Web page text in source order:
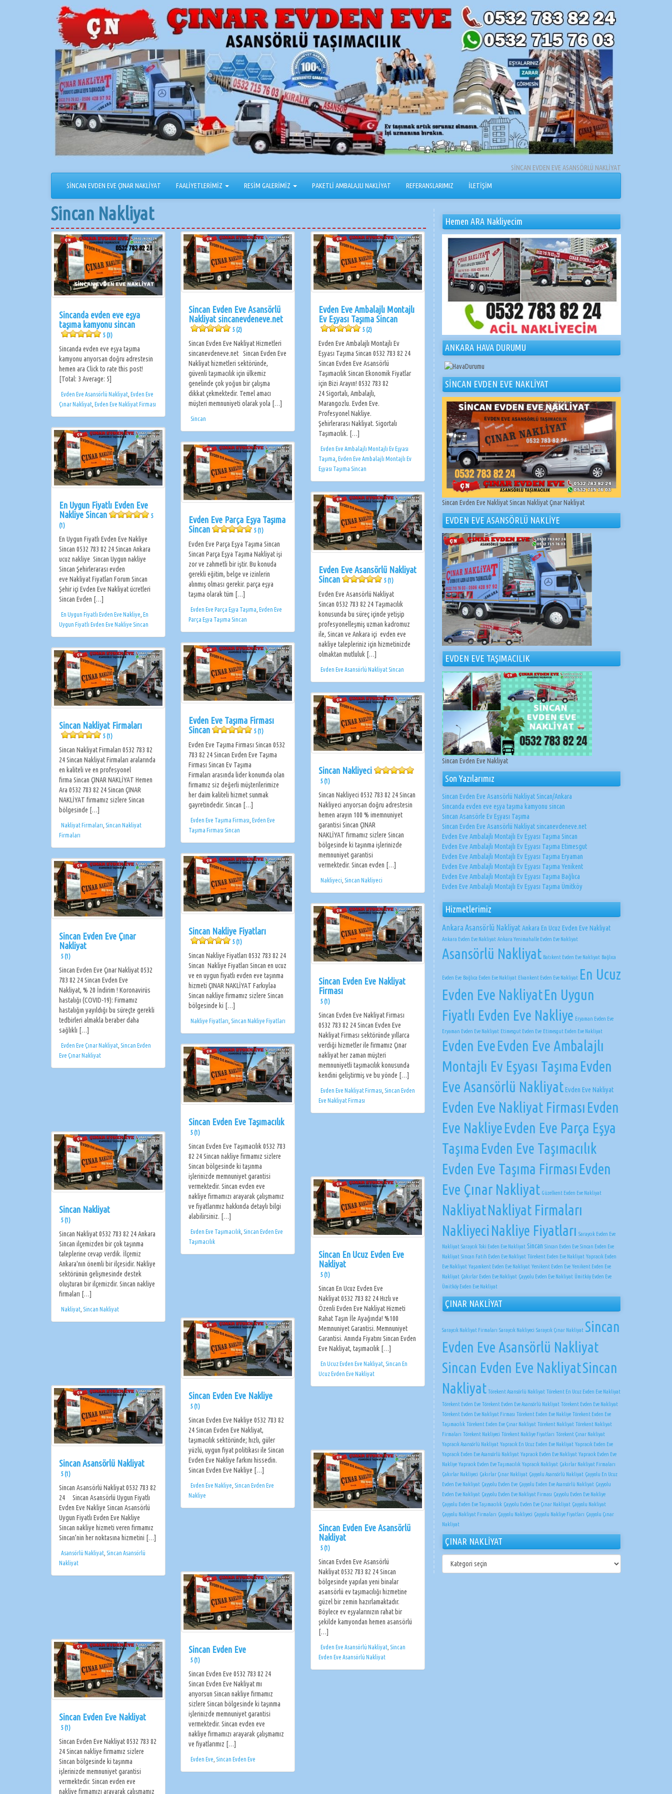
SİNCAN EVDEN EVE ASANSÖRLÜ NAKLİYAT
SİNCAN EVDEN EVE ÇINAR NAKLİYAT FAALİYETLERİMİZ RESİM GALERİMİZ PAKETLİ AMBALAJLI NAKLİYAT REFERANSLARIMIZ İLETİŞİM
Sincan Nakliyat
Sincanda evden eve eşya
taşıma kamyonu sincan
5 (3)
Sincanda evden eve eşya taşıma
kamyonu arıyorsan doğru adrestesin
hemen ara Click to rate this post!
[Total: 3 Average: 5]
Evden Eve Asansörlü Nakliyat Evden Eve
Çınar Nakliyat Evden Eve Nakliyat Firması
Sincan Evden Eve Asansörlü
Nakliyat sincanevdeneve.net
5 (2)
Sincan Evden Eve Nakliyat Hizmetleri
sincanevdeneve.net Sincan Evden Eve
Nakliyat hizmetleri sektöründe,
güvenli taşımacılık için ülkemiz
genelinde çok yoğun bir çalışma
dikkat çekmektedir. Temel amacı
müşteri memnuniyeti olarak yola […]
Sincan
Evden Eve Ambalajlı Montajlı
Ev Eşyası Taşıma Sincan
5 (2)
Evden Eve Ambalajlı Montajlı Ev
Eşyası Taşıma Sincan 0532 783 82 24
Sincan Evden Eve Asansörlü
Taşımacılık Sincan Ekonomik Fiyatlar
için Bizi Arayın! 0532 783 82
24 Sigortalı, Ambalajlı,
Marangozlu. Evden Eve.
Profesyonel Nakliye.
Şehirlerarası Nakliyat. Sigortalı
Taşımacılık. […]
Evden Eve Ambalajlı Montajlı Ev Eşyası
Taşıma Evden Eve Ambalajlı Montajlı Ev
Eşyası Taşıma Sincan
En Uygun Fiyatlı Evden Eve
Nakliye Sincan
5
(1)
En Uygun Fiyatlı Evden Eve Nakliye
Sincan 0532 783 82 24 Sincan Ankara
ucuz nakliye Sincan Uygun nakliye
Sincan Şehirlerarası evden
eve Nakliyat Fiyatları Forum Sincan
Şehir içi Evden Eve Nakliyat ücretleri
Sincan Evden […]
En Uygun Fiyatlı Evden Eve Nakliye En
Uygun Fiyatlı Evden Eve Nakliye Sincan
Evden Eve Parça Eşya Taşıma
Sincan
5 (1)
Evden Eve Parça Eşya Taşıma Sincan
Sincan Parça Eşya Taşıma Nakliyat işi
zor ve zahmetli bir iştir. Bu konuda
gerekli eğitim, belge ve izinlerin
alınmış olması gerekir. parça eşya
taşıma olarak tüm […]
Evden Eve Parça Eşya Taşıma Evden Eve
Parça Eşya Taşıma Sincan
Evden Eve Asansörlü Nakliyat
Sincan
5 (1)
Evden Eve Asansörlü Nakliyat
Sincan 0532 783 82 24 Taşımacılık
konusunda bu süreç içinde yetişip
profesyonelleşmiş uzman kadromuz
ile, Sincan ve Ankara içi evden eve
nakliye talepleriniz için hizmetinizde
olmaktan mutluluk […]
Evden Eve Asansörlü Nakliyat Sincan
Evden Eve Taşıma Firması
Sincan
5 (1)
Evden Eve Taşıma Firması Sincan 0532
783 82 24 Sincan Evden Eve Taşıma
Firması Sincan Ev Taşıma
Firmaları arasında lider konumda olan
firmamız siz değerli müşterilerimize
her daim kaliteli hizmet sunmak
gayretindedir. Sincan […]
Evden Eve Taşıma Firması Evden Eve
Taşıma Firması Sincan
Sincan Nakliyat Firmaları
5 (1)
Sincan Nakliyat Firmaları 0532 783 82
24 Sincan Nakliyat Firmaları aralarında
en kaliteli ve en profesyonel
firma Sincan ÇINAR NAKLİYAT Hemen
Ara 0532 783 82 24 Sincan ÇINAR
NAKLİYAT firmamız sizlere Sincan
bölgesinde […]
Nakliyat Firmaları Sincan Nakliyat
Firmaları
Sincan Nakliyeci
5 (1)
Sincan Nakliyeci 0532 783 82 24 Sincan
Nakliyeci arıyorsan doğru adrestesin
hemen arayın 100 % imemnuniyet
garantisi Sincan ÇINAR
NAKLİYAT firmamız sizlere Sincan
bölgesinde ki taşınma işlerinizde
memnuniyet garantisi
vermektedir. Sincan evden […]
Nakliyeci Sincan Nakliyeci
Sincan Nakliye Fiyatları
5 (1)
Sincan Nakliye Fiyatları 0532 783 82 24
Sincan Nakliye Fiyatları Sincan en ucuz
ve en uygun fiyatlı evden eve taşınma
hizmeti ÇINAR NAKLİYAT Farkıylaa
Sincan nakliye firmamız sizlere Sincan
bölgesinde ki […]
Nakliye Fiyatları Sincan Nakliye Fiyatları
Sincan Evden Eve Çınar
Nakliyat
5 (1)
Sincan Evden Eve Çınar Nakliyat 0532
783 82 24 Sincan Evden Eve
Nakliyat, % 20 İndirim ! Koronavirüs
hastalığı (COVID-19): Firmamız
hastalığın yayıldığı bu süreçte gerekli
tedbirleri almakla beraber daha
sağlıklı […]
Evden Eve Çınar Nakliyat Sincan Evden
Eve Çınar Nakliyat
Sincan Evden Eve Nakliyat
Firması
5 (1)
Sincan Evden Eve Nakliyat Firması
0532 783 82 24 Sincan Evden Eve
Nakliyat Firması sektöründe yıllarca
verdiği hizmetler ile firmamız Çınar
nakliyat her zaman müşteri
memnuniyetli taşımacılık konusunda
kendini geliştirmiş ve bu yönde […]
Evden Eve Nakliyat Firması Sincan Evden
Eve Nakliyat Firması
Sincan Evden Eve Taşımacılık
5 (1)
Sincan Evden Eve Taşımacılık 0532 783
82 24 Sincan nakliye firmamız sizlere
Sincan bölgesinde ki taşınma
işlerinizde memnuniyet garantisi
vermektedir. Sincan evden eve
nakliye firmamızı arayarak çalışmamız
ve fiyatlarımız hakkında detaylı bilgi
alabilirsiniz. […]
Evden Eve Taşımacılık Sincan Evden Eve
Taşımacılık
Sincan Nakliyat
5 (1)
Sincan Nakliyat 0532 783 82 24 Ankara
Sincan ilçemizden bir çok taşınma
taleplerine cevap verdik. İlçemiz
Ankara'nın önemli bir ilçesidir. Nakliye
sektörünün gelişmesinde destek
oluşturan bir ilçemizdir. Sincan nakliye
firmaları […]
Nakliyat Sincan Nakliyat
Sincan En Ucuz Evden Eve
Nakliyat
5 (1)
Sincan En Ucuz Evden Eve
Nakliyat 0532 783 82 24 Hızlı ve
Özenli Evden Eve Nakliyat Hizmeti
Rahat Taşın İle Ayağında! %100
Memnuniyet Garantisi. Memnuniyet
Garantisi. Anında Fiyatını Sincan Evden
Eve Nakliyat, taşımacılık […]
En Ucuz Evden Eve Nakliyat Sincan En
Ucuz Evden Eve Nakliyat
Sincan Evden Eve Nakliye
5 (1)
Sincan Evden Eve Nakliye 0532 783 82
24 Sincan Evden Eve Nakliyat,
taşımacılık sektöründe; hızlı, güler
yüzlü, uygun fiyat politikası ile Sincan
Evden Eve Nakliye farkını hissedin.
Sincan Evden Eve Nakliye […]
Evden Eve Nakliye Sincan Evden Eve
Nakliye
Sincan Asansörlü Nakliyat
5 (1)
Sincan Asansörlü Nakliyat 0532 783 82
24 Sincan Asansörlü Uygun Fiyatlı
Evden Eve Nakliye Sincan Asansörlü
Uygun Fiyatlı Evden Eve Nakliye
Sincan nakliye hizmeti veren firmamız
Sincan’nin her noktasına hizmetini […]
Asansörlü Nakliyat Sincan Asansörlü
Nakliyat
Sincan Evden Eve Asansörlü
Nakliyat
5 (1)
Sincan Evden Eve Asansörlü
Nakliyat 0532 783 82 24 Sincan
bölgesinde yapılan yeni binalar
asansörlü ev taşımacılığı hizmetine
güzel bir zemin hazırlamaktadır.
Böylece ev eşyalarınızın rahat bir
şekilde kamyondan hemen asansörlü
[…]
Evden Eve Asansörlü Nakliyat Sincan
Evden Eve Asansörlü Nakliyat
Sincan Evden Eve
5 (1)
Sincan Evden Eve 0532 783 82 24
Sincan Evden Eve Nakliyat mı
arıyorsun Sincan nakliye firmamız
sizlere Sincan bölgesinde ki taşınma
işlerinizde memnuniyet garantisi
vermektedir. Sincan evden eve
nakliye firmamızı arayarak çalışmamız
ve fiyatlarımız […]
Evden Eve Sincan Evden Eve
Sincan Evden Eve Nakliyat
5 (1)
Sincan Evden Eve Nakliyat 0532 783 82
24 Sincan nakliye firmamız sizlere
Sincan bölgesinde ki taşınma
işlerinizde memnuniyet garantisi
vermektedir. Sincan evden eve
nakliye firmamızı arayarak çalışmamız
Hemen ARA Nakliyecim
ANKARA HAVA DURUMU
SİNCAN EVDEN EVE NAKLİYAT
Sincan Evden Eve Nakliyat Sincan Nakliyat Çınar Nakliyat
EVDEN EVE ASANSÖRLÜ NAKLİYE
EVDEN EVE TAŞIMACILIK
Sincan Evden Eve Nakliyat
Son Yazılarımız
Sincan Evden Eve Asansörlü Nakliyat Sincan/Ankara
Sincanda evden eve eşya taşıma kamyonu sincan
Sincan Asansörle Ev Eşyası Taşıma
Sincan Evden Eve Asansörlü Nakliyat sincanevdeneve.net
Evden Eve Ambalajlı Montajlı Ev Eşyası Taşıma Sincan
Evden Eve Ambalajlı Montajlı Ev Eşyası Taşıma Etimesgut
Evden Eve Ambalajlı Montajlı Ev Eşyası Taşıma Eryaman
Evden Eve Ambalajlı Montajlı Ev Eşyası Taşıma Yenikent
Evden Eve Ambalajlı Montajlı Ev Eşyası Taşıma Bağlıca
Evden Eve Ambalajlı Montajlı Ev Eşyası Taşıma Ümitköy
Hizmetlerimiz
Ankara Asansörlü NakliyatAnkara En Ucuz Evden Eve Nakliyat
Ankara Evden Eve Nakliyat Ankara Yenimahalle Evden Eve Nakliyat
Asansörlü Nakliyat Batıkent Evden Eve Nakliyat Bağlıca
Evden Eve Bağlıca Evden Eve Nakliyat Elvankent Evden Eve Nakliyat En Ucuz
Evden Eve NakliyatEn Uygun
Fiyatlı Evden Eve Nakliye Eryaman Evden Eve
Eryaman Evden Eve Nakliyat Etimesgut Evden Eve Etimesgut Evden Eve Nakliyat
Evden EveEvden Eve Ambalajlı
Montajlı Ev Eşyası Taşıma Evden
Eve Asansörlü NakliyatEvden Eve Nakliyat
Evden Eve Nakliyat Firması Evden
Eve NakliyeEvden Eve Parça Eşya
Taşıma Evden Eve Taşımacılık
Evden Eve Taşıma Firması Evden
Eve Çınar Nakliyat Güzelkent Evden Eve Nakliyat
NakliyatNakliyat Firmaları
Nakliyeci Nakliye Fiyatları Saraycık Evden Eve
Nakliyat Saraycık Toki Evden Eve Nakliyat Sincan Sincan Evden Eve Sincan Evden Eve
Nakliyat Sincan Fatih Evden Eve Nakliyat Törekent Evden Eve Nakliyat Yapracık Evden
Eve Nakliyat Yaşamkent Evden Eve Nakliyat Yenikent Evden Eve Yenikent Evden Eve
Nakliyat Çakırlar Evden Eve Nakliyat Çayyolu Evden Eve Nakliyat Ümitköy Evden Eve
Ümitköy Evden Eve Nakliyat
ÇINAR NAKLİYAT
Saraycık Nakliyat Firmaları Saraycık Nakliyeci Saraycık Çınar Nakliyat Sincan
Evden Eve Asansörlü Nakliyat
Sincan Evden Eve NakliyatSincan
Nakliyat Törekent Asansörlü Nakliyat Törekent En Ucuz Evden Eve Nakliyat
Törekent Evden Eve Törekent Evden Eve Asansörlü Nakliyat Törekent Evden Eve Nakliyat
Törekent Evden Eve Nakliyat Firması Törekent Evden Eve Nakliye Törekent Evden Eve
Taşımacılık Törekent Evden Eve Çınar Nakliyat Törekent Nakliyat Törekent Nakliyat
Firmaları Törekent Nakliyeci Törekent Nakliye Fiyatları Törekent Çınar Nakliyat
Yapracık Asansörlü Nakliyat Yapracık En Ucuz Evden Eve Nakliyat Yapracık Evden Eve
Yapracık Evden Eve Asansörlü Nakliyat Yapracık Evden Eve Nakliyat Yapracık Evden Eve
Nakliye Yapracık Evden Eve Taşımacılık Yapracık Nakliyat Çakırlar Nakliyat Firmaları
Çakırlar Nakliyeci Çakırlar Çınar Nakliyat Çayyolu Asansörlü Nakliyat Çayyolu En Ucuz
Evden Eve Nakliyat Çayyolu Evden Eve Çayyolu Evden Eve Asansörlü Nakliyat Çayyolu
Evden Eve Nakliyat Çayyolu Evden Eve Nakliyat Firması Çayyolu Evden Eve Nakliye
Çayyolu Evden Eve Taşımacılık Çayyolu Evden Eve Çınar Nakliyat Çayyolu Nakliyat
Çayyolu Nakliyat Firmaları Çayyolu Nakliyeci Çayyolu Nakliye Fiyatları Çayyolu Çınar
Nakliyat
ÇINAR NAKLİYAT
NAKLİYAT